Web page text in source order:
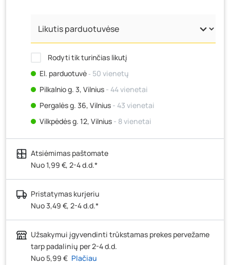
Rodyti tik turinčias likutį
El. parduotuvė‐ 50 vienetų
Pilkalnio g. 3, Vilnius - 44 vienetai
Pergalės g. 36, Vilnius - 43 vienetai
Vilkpėdės g. 12, Vilnius - 8 vienetai
Ateities g. 15, Vilnius- 17 vienetų
Kauno r., Narsiečių k., Vytauto g. 183, Kaunas
vienetai
Šilutės pl. 83A, Klaipėda- 19 vienetų
Pramonės g. 7, Šiauliai
Klaipėdos g. 170R, Panevėžys
J. Basanavičiaus g. 6, Utena
Novočėbės k. 3, Kėdainiai
Atsiėmimas paštomate
Nuo 1,99 €, 2-4 d.d.*
Pristatymas kurjeriu
Nuo 3,49 €, 2-4 d.d.*
Užsakymui įgyvendinti trūkstamas prekes pervežame
tarp padalinių per 2-4 d.d.
Nuo 5,99 € Plačiau